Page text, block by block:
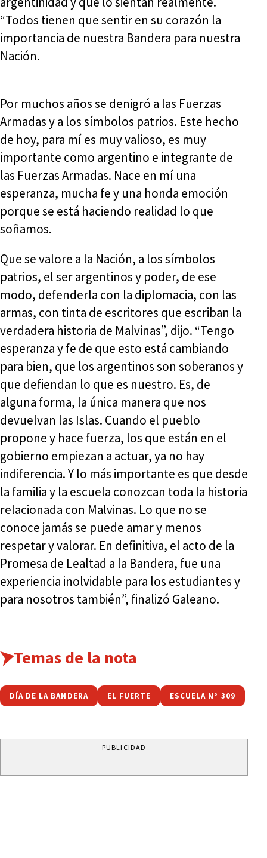
“Todos tienen que sentir en su corazón la
importancia de nuestra Bandera para nuestra
Nación.
Por muchos años se denigró a las Fuerzas
Armadas y a los símbolos patrios. Este hecho
de hoy, para mí es muy valioso, es muy
importante como argentino e integrante de
las Fuerzas Armadas. Nace en mí una
esperanza, mucha fe y una honda emoción
porque se está haciendo realidad lo que
soñamos.
Que se valore a la Nación, a los símbolos
patrios, el ser argentinos y poder, de ese
modo, defenderla con la diplomacia, con las
armas, con tinta de escritores que escriban la
verdadera historia de Malvinas”, dijo. “Tengo
esperanza y fe de que esto está cambiando
para bien, que los argentinos son soberanos y
que defiendan lo que es nuestro. Es, de
alguna forma, la única manera que nos
devuelvan las Islas. Cuando el pueblo
propone y hace fuerza, los que están en el
gobierno empiezan a actuar, ya no hay
indiferencia. Y lo más importante es que desde
la familia y la escuela conozcan toda la historia
relacionada con Malvinas. Lo que no se
conoce jamás se puede amar y menos
respetar y valorar. En definitiva, el acto de la
Promesa de Lealtad a la Bandera, fue una
experiencia inolvidable para los estudiantes y
para nosotros también”, finalizó Galeano.
Temas de la nota
DÍA DE LA BANDERA EL FUERTE ESCUELA N° 309
PUBLICIDAD